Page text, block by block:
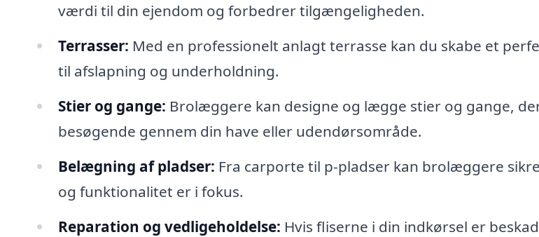
værdi til din ejendom og forbedrer tilgængeligheden.
Terrasser: Med en professionelt anlagt terrasse kan du skabe et
til afslapning og underholdning.
Stier og gange: Brolæggere kan designe og lægge stier og gange,
besøgende gennem din have eller udendørsområde.
Belægning af pladser: Fra carporte til p-pladser kan brolæggere
og funktionalitet er i fokus.
Reparation og vedligeholdelse: Hvis fliserne i din indkørsel er